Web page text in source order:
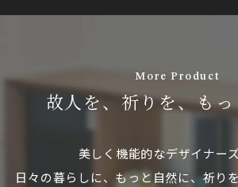
More Product
故人を、祈りを、も
美しく機能的なデザイナー
日々の暮らしに、もっと自然に、祈り